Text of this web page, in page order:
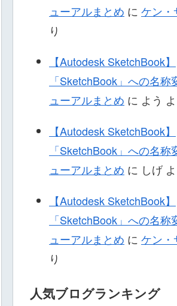
ューアルまとめ に ケン・
り
【Autodesk SketchBook】
「SketchBook」への名称
ューアルまとめ に よう
【Autodesk SketchBook】
「SketchBook」への名称
ューアルまとめ に しげ
【Autodesk SketchBook】
「SketchBook」への名称
ューアルまとめ に ケン・
り
人気ブログランキング